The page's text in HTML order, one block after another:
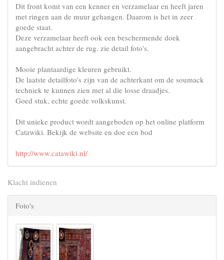
Dit front komt van een kenner en verzamelaar en heeft jaren
met ringen aan de muur gehangen. Daarom is het in zeer
goede staat.
Deze verzamelaar heeft ook een beschermende doek
aangebracht achter de rug. zie detail foto's.
Mooie plantaardige kleuren gebruikt.
De laatste detailfoto's zijn van de achterkant om de soumack
techniek te kunnen zien met al die losse draadjes.
Goed stuk, echte goede volkskunst.
Dit unieke product wordt aangeboden op het online platform
Catawiki. Bekijk de website en doe een bod
http://www.catawiki.nl/
Klacht indienen
Foto's